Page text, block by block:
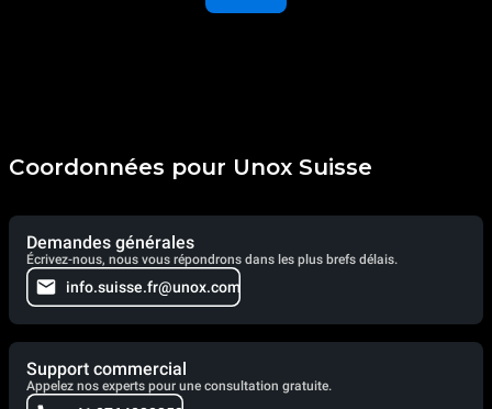
Coordonnées pour Unox Suisse
Demandes générales
Écrivez-nous, nous vous répondrons dans les plus brefs délais.
info.suisse.fr@unox.com
Support commercial
Appelez nos experts pour une consultation gratuite.